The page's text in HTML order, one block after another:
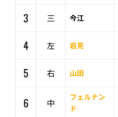
3
三 今江
4
左 岩見
5
右 山田
6
中
フェルナン
ド